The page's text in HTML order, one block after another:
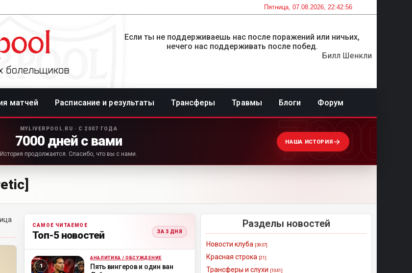
Пятница, 07.08.2026, 22:42:56
Если ты не поддерживаешь нас после поражений или ничьих,
нечего нас поддерживать после побед.
Билл Шенкли
матчей Расписание и результаты Трансферы Травмы Блоги Форум
7000
MYLIVERPOOL.RU · С 2007 ГОДА
7000 дней с вами
История продолжается. Спасибо, что вы с нами.
НАША ИСТОРИЯ
САМОЕ ЧИТАЕМОЕ
Топ-5 новостей ЗА 3 ДНЯ
ML АНАЛИТИКА / ОБСУЖДЕНИЕ
Пять вингеров и один ван
Разделы новостей
Новости клуба [3937]
Красная строка [21]
Трансферы и слухи [1041]